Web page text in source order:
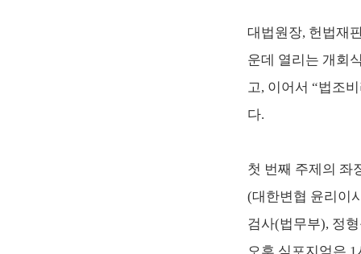
대법원장, 헌법재
운데 열리는 개회
고, 이어서 “법조
다.
첫 번째 주제의 좌
(대한변협 윤리이
검사(법무부), 정